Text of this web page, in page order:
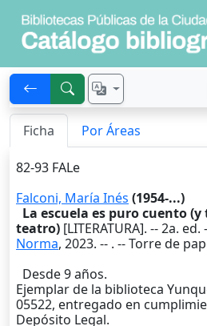
Ficha Por Áreas
82-93 FALe
Falconi, María Inés (1954-...)
La escuela es puro cuento
teatro) [LITERATURA]. --2a. ed.
Norma, 2023. -- . -- Torre de
Desde 9 años.
Ejemplar de la biblioteca
05522, entregado en
Depósito Legal.